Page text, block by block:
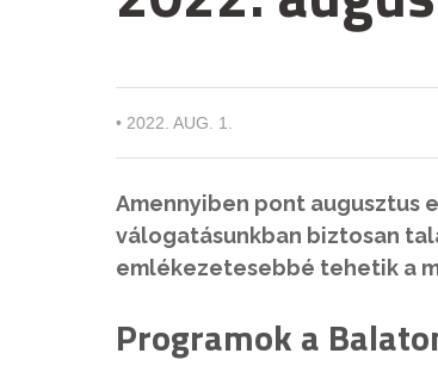
• 2022. AUG. 1.
Amennyiben pont augusztus
válogatásunkban biztosan
emlékezetesebbé tehetik a
Programok a